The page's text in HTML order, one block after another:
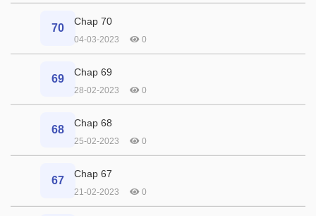
70
Chap 70
04-03-2023 0
69
Chap 69
28-02-2023 0
68
Chap 68
25-02-2023 0
67
Chap 67
21-02-2023 0